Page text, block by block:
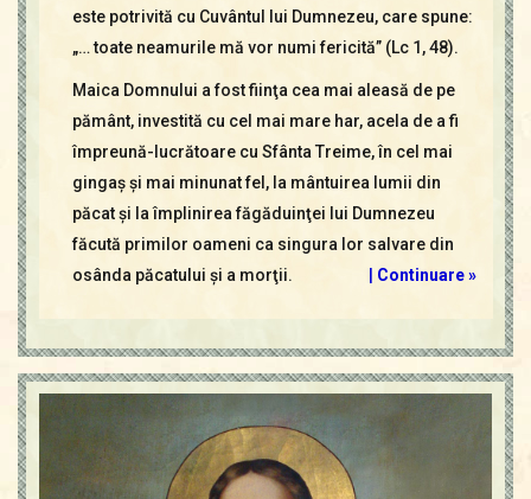
este potrivită cu Cuvântul lui Dumnezeu, care spune:
„… toate neamurile mă vor numi fericită” (Lc 1, 48).
Maica Domnului a fost fiinţa cea mai aleasă de pe
pământ, investită cu cel mai mare har, acela de a fi
împreună-lucrătoare cu Sfânta Treime, în cel mai
gingaş şi mai minunat fel, la mântuirea lumii din
păcat şi la împlinirea făgăduinţei lui Dumnezeu
făcută primilor oameni ca singura lor salvare din
osânda păcatului şi a morţii.
Continuare »